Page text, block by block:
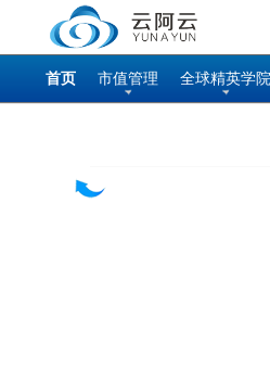
首页 市值管理 全球精英学院